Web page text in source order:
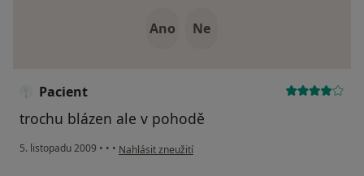
Ano Ne
Pacient
trochu blázen ale v pohodě
5. listopadu 2009 • • • podle názoru uživatele Pacient
Nahlásit zneužití